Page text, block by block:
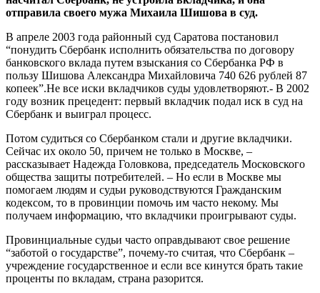
отправила своего мужа Михаила Шишова в суд.
В апреле 2003 года районный суд Саратова постановил
“понудить Сбербанк исполнить обязательства по договору
банковского вклада путем взыскания со Сбербанка РФ в
пользу Шишова Александра Михайловича 740 626 рублей 87
копеек”.Не все иски вкладчиков суды удовлетворяют.- В 2002
году возник прецедент: первый вкладчик подал иск в суд на
Сбербанк и выиграл процесс.
Потом судиться со Сбербанком стали и другие вкладчики.
Сейчас их около 50, причем не только в Москве, –
рассказывает Надежда Головкова, председатель Московского
общества защиты потребителей. – Но если в Москве мы
помогаем людям и судьи руководствуются Гражданским
кодексом, то в провинции помочь им часто некому. Мы
получаем информацию, что вкладчики проигрывают суды.
Провинциальные судьи часто оправдывают свое решение
“заботой о государстве”, почему-то считая, что Сбербанк –
учреждение государственное и если все кинутся брать такие
проценты по вкладам, страна разорится.